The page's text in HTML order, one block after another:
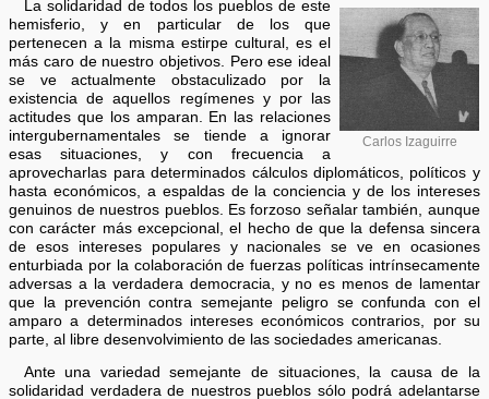
Carlos Izaguirre
La solidaridad de todos los pueblos de este
hemisferio, y en particular de los que
pertenecen a la misma estirpe cultural, es el
más caro de nuestro objetivos. Pero ese ideal
se ve actualmente obstaculizado por la
existencia de aquellos regímenes y por las
actitudes que los amparan. En las relaciones
intergubernamentales se tiende a ignorar
esas situaciones, y con frecuencia a
aprovecharlas para determinados cálculos diplomáticos, políticos y
hasta económicos, a espaldas de la conciencia y de los intereses
genuinos de nuestros pueblos. Es forzoso señalar también, aunque
con carácter más excepcional, el hecho de que la defensa sincera
de esos intereses populares y nacionales se ve en ocasiones
enturbiada por la colaboración de fuerzas políticas intrínsecamente
adversas a la verdadera democracia, y no es menos de lamentar
que la prevención contra semejante peligro se confunda con el
amparo a determinados intereses económicos contrarios, por su
parte, al libre desenvolvimiento de las sociedades americanas.
Ante una variedad semejante de situaciones, la causa de la
solidaridad verdadera de nuestros pueblos sólo podrá adelantarse